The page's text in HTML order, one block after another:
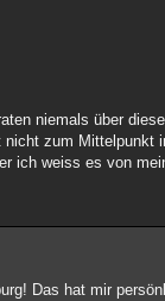
niemals über
zum Mittelpunkt
ich weiss es von
Das hat mir